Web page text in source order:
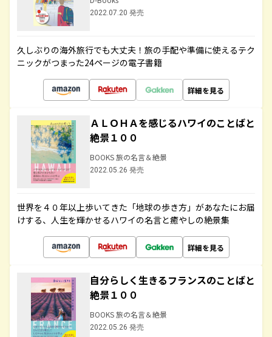
2022.07.20 発売
久しぶりの海外旅行でも大丈夫！旅の手配や準備に使えるテク
ニックがつまった24ページの電子書籍
詳細を見る
ＡＬＯＨＡを感じるハワイのことばと
絶景１００
BOOKS 旅の名言＆絶景
2022.05.26 発売
世界を４０年以上歩いてきた「地球の歩き方」があなたにお届
けする、人生を輝かせるハワイの名言と癒やしの絶景集
詳細を見る
自分らしく生きるフランスのことばと
絶景１００
BOOKS 旅の名言＆絶景
2022.05.26 発売